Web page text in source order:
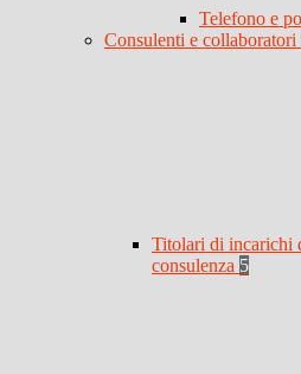
Telefono e
Consulenti e collaboratori
Titolari di incarichi
consulenza 5